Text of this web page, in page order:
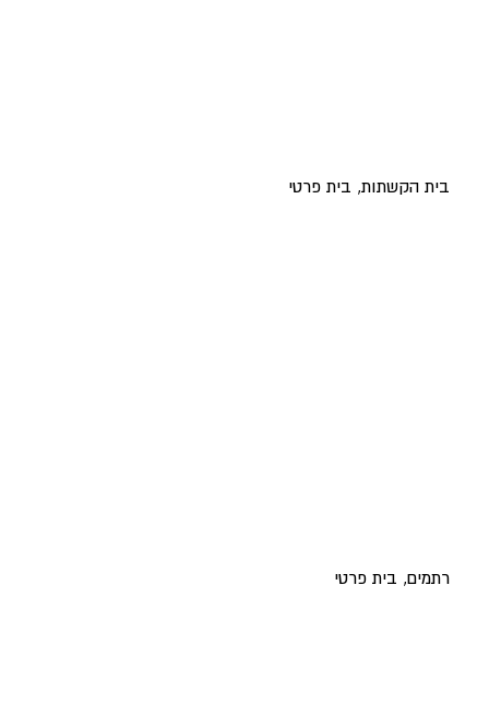
בית הקשתות, בית פרטי
רתמים, בית פרטי